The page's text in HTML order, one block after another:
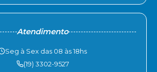
Atendimento
Seg à Sex das 08 às 18hs
(19) 3302-9527